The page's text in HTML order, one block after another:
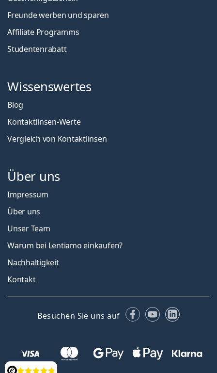
Freunde werben und sparen
Affiliate Programms
Studentenrabatt
Wissenswertes
Blog
Kontaktlinsen-Werte
Vergleich von Kontaktlinsen
Über uns
Impressum
Über uns
Unser Team
Warum bei Lentiamo einkaufen?
Nachhaltigkeit
Kontakt
Besuchen Sie uns auf Facebook
YouTubeLinkedIn